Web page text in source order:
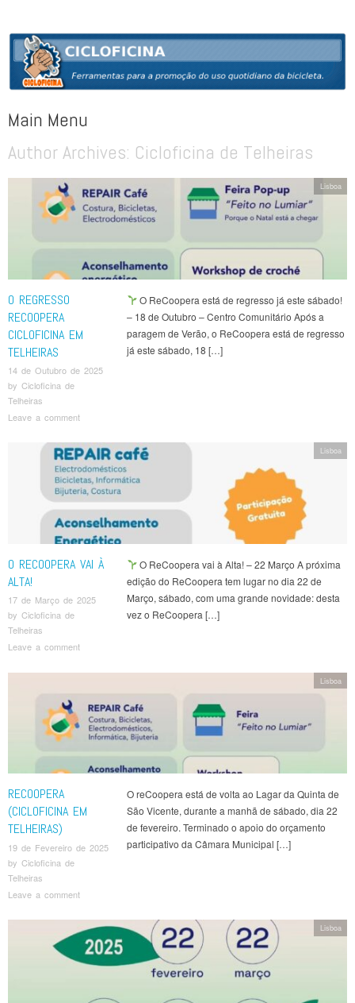
CICLOFICINA
Ferramentas para a promoção do uso quotidiano da bicicleta
Main Menu
Skip to content
Author Archives: Cicloficina de Telheiras
O REGRESSO
RECOOPERA
CICLOFICINA EM
TELHEIRAS
14 de Outubro de 2025
by Cicloficina de
Telheiras
Leave a comment
O ReCoopera está de regresso já este sábado!
– 18 de Outubro – Centro Comunitário Após a
paragem de Verão, o ReCoopera está de regresso
já este sábado, 18 […]
Lisboa
O RECOOPERA VAI À
ALTA!
17 de Março de 2025
by Cicloficina de
Telheiras
Leave a comment
O ReCoopera vai à Alta! – 22 Março A próxima
edição do ReCoopera tem lugar no dia 22 de
Março, sábado, com uma grande novidade: desta
vez o ReCoopera […]
Lisboa
RECOOPERA
(CICLOFICINA EM
TELHEIRAS)
19 de Fevereiro de 2025
by Cicloficina de
Telheiras
Leave a comment
O reCoopera está de volta ao Lagar da Quinta de
São Vicente, durante a manhã de sábado, dia 22
de fevereiro. Terminado o apoio do orçamento
participativo da Câmara Municipal […]
Lisboa
Lisboa